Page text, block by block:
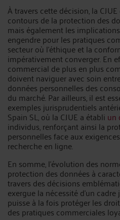
À travers cette décision, la
contours de la protection des
mais également les
engendre pour les pratiques
secteur où l'éthique et la
impérativement converger. En
commercial de plus en plus
doivent naviguer avec soin
données personnelles des
du marché. Par ailleurs, il est
exemples jurisprudentiels
Spain SL, où la CJUE a établi un
individus, renforçant ainsi la
personnelles face aux
recherche en ligne.
En somme, l'évolution des
protection des données à
travers des décisions
exergue la nécessité d'un
puisse à la fois protéger les
des pratiques commerciales